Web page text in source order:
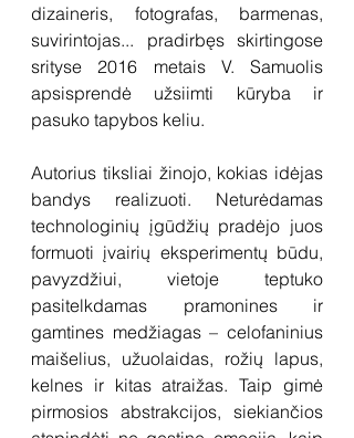
dizaineris, fotografas, barmenas,
suvirintojas... pradirbęs skirtingose
srityse 2016 metais V. Samuolis
apsisprendė užsiimti kūryba ir
pasuko tapybos keliu.
Autorius tiksliai žinojo, kokias idėjas
bandys realizuoti. Neturėdamas
technologinių įgūdžių pradėjo juos
formuoti įvairių eksperimentų būdu,
pavyzdžiui, vietoje teptuko
pasitelkdamas pramonines ir
gamtines medžiagas – celofaninius
maišelius, užuolaidas, rožių lapus,
kelnes ir kitas atraižas. Taip gimė
pirmosios abstrakcijos, siekiančios